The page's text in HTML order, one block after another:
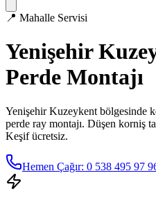
📍 Mahalle Servisi
Yenişehir
Perde Montajı
Yenişehir Kuzeykent bölgesinde
perde ray montajı. Düşen korniş
Keşif ücretsiz.
Hemen Çağır: 0 538 495 97